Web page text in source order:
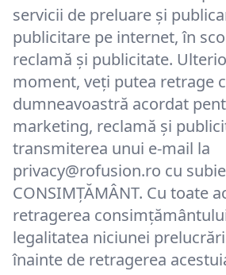
servicii de preluare și
publicitare pe internet, în
reclamă și publicitate.
moment, veți putea retrage
dumneavoastră acordat
marketing, reclamă şi
transmiterea unui e-mail la
privacy@rofusion.ro cu
CONSIMȚĂMÂNT. Cu toate
retragerea
legalitatea niciunei
înainte de retragerea